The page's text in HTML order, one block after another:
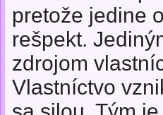
pretože jedine
rešpekt.
zdrojom
Vlastníctvo